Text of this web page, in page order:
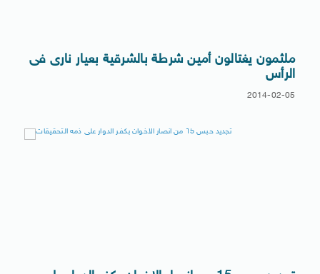
ملثمون يغتالون أمين شرطة بالشرقية بعيار نارى فى
الرأس
2014-02-05